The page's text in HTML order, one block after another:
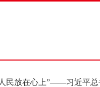
民放在心上”——习近平总